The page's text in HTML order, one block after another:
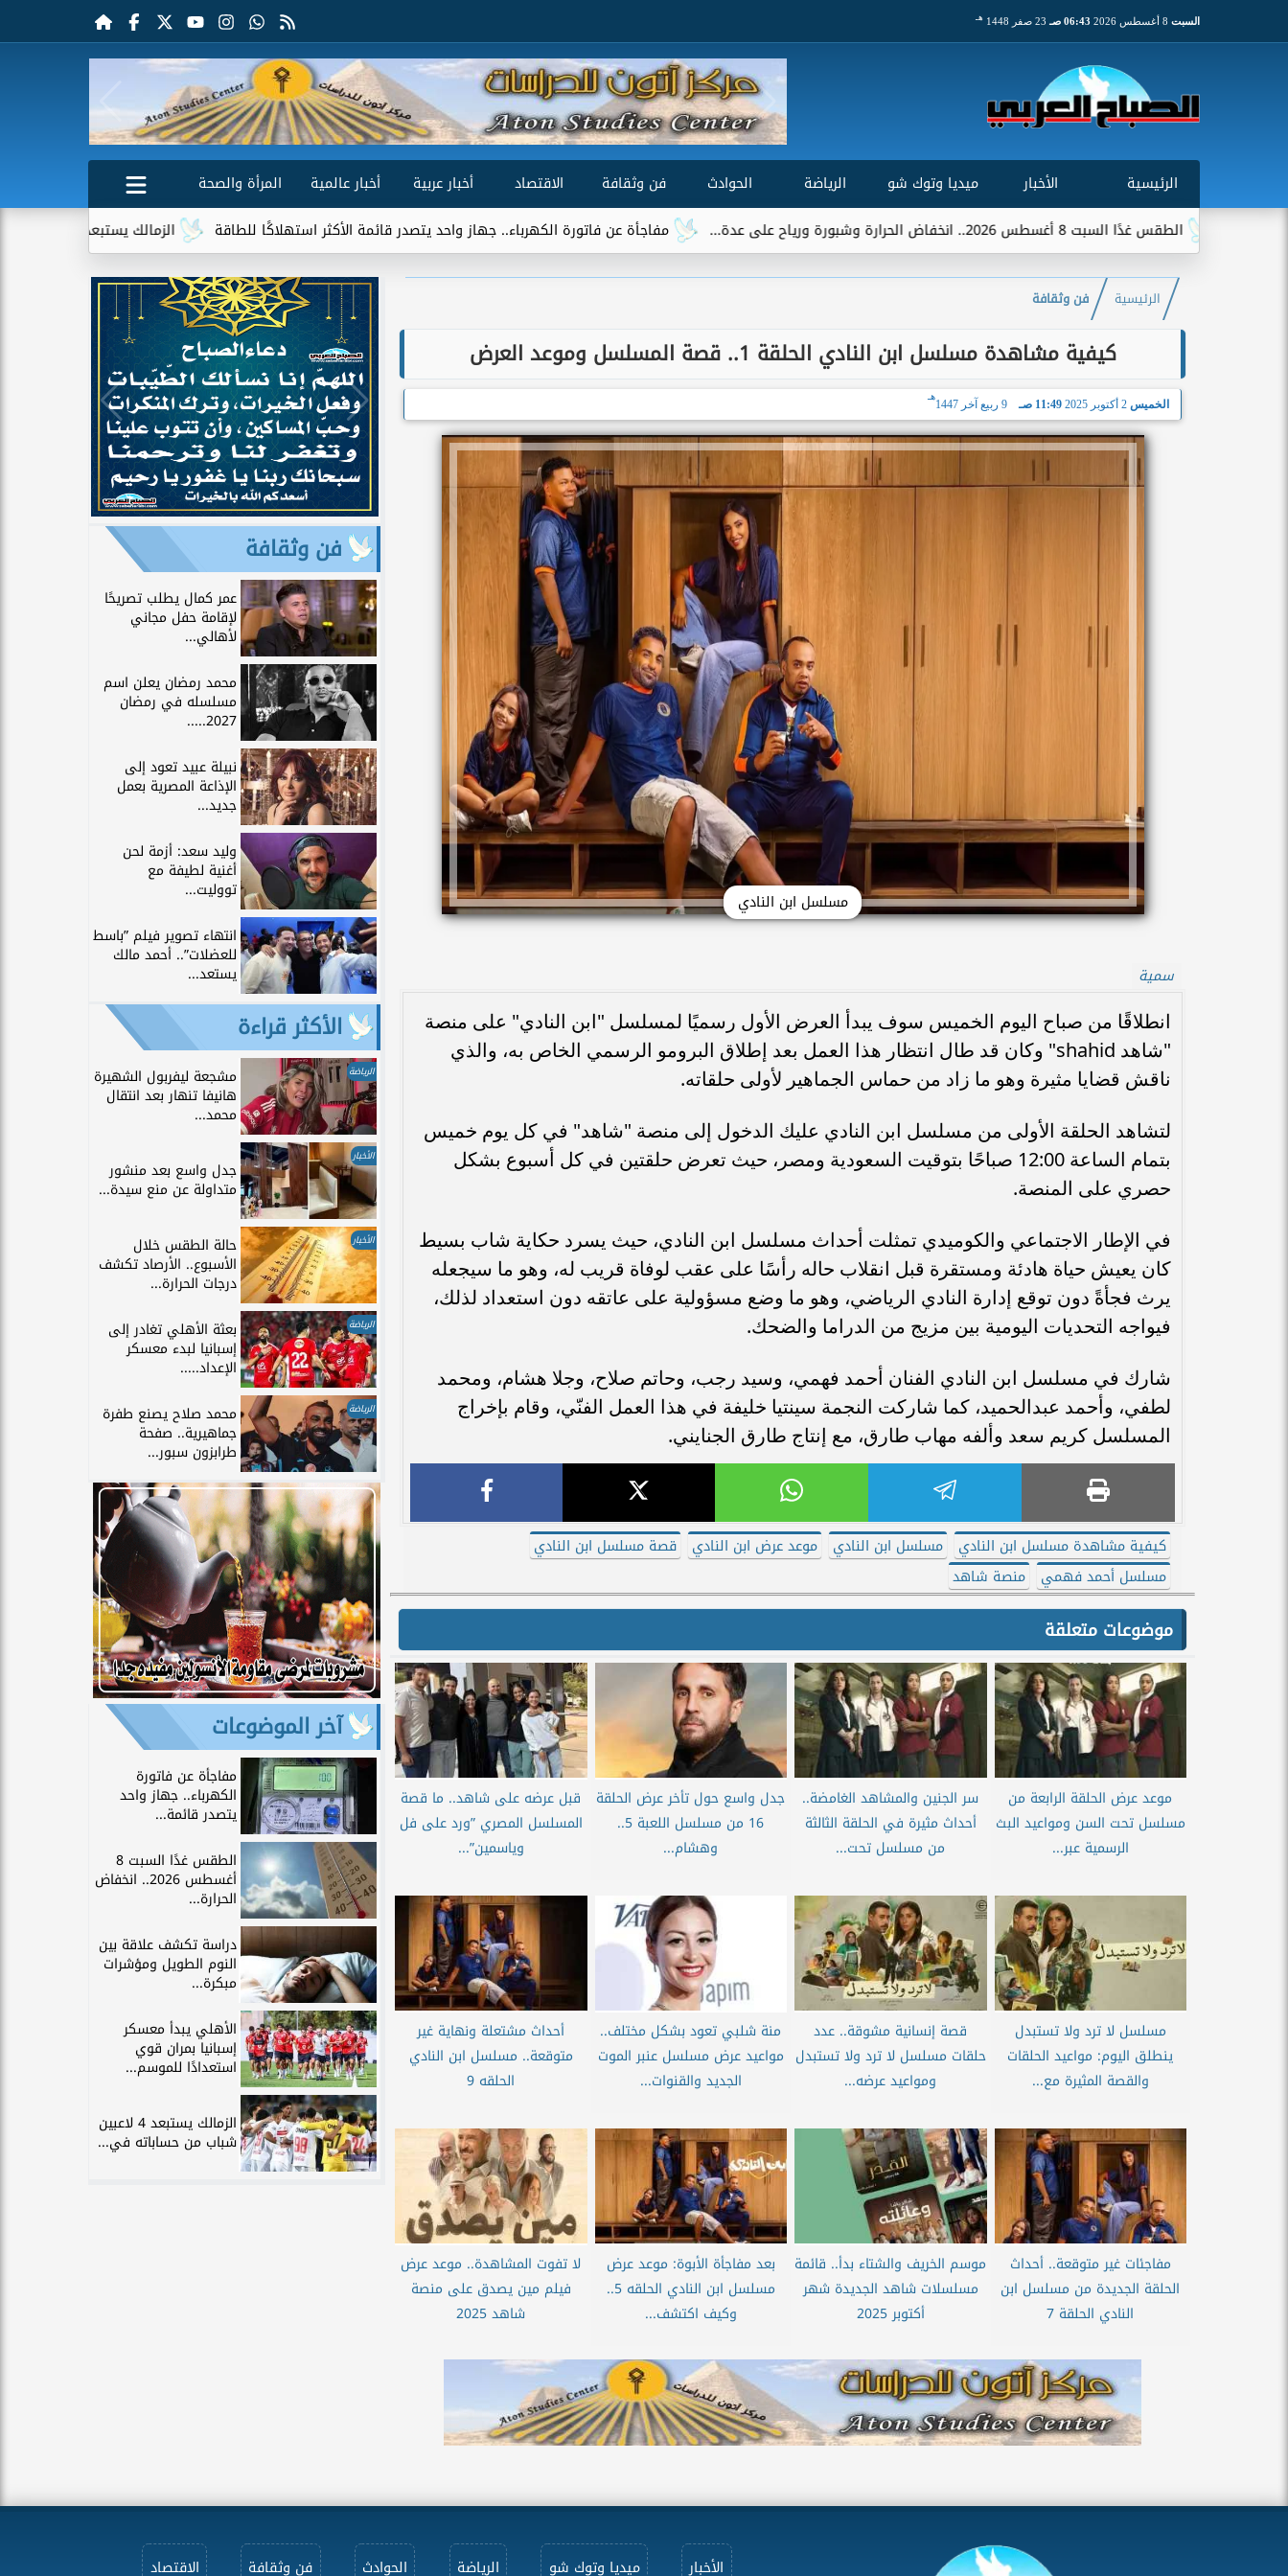
السبت 06:43 صـ 23 صفر 1448 هـ
الرئيسية الأخبار ميديا وتوك شو الرياضة الحوادث فن وثقافة الاقتصاد أخبار عربية أخبار عالمية
المرأة والصحة
الزمالك يستبعد 4 لاعبين شباب من حساباته في الموسم الجديد
مفاجأة عن فاتورة الكهرباء.. جهاز واحد يتصدر قائمة الأكثر استهلاكًا للطاقة الطقس غدًا السبت 8 أغسطس 2026.. انخفاض الحرارة وشبورة ورياح على عدة...
الرئيسية فن وثقافة
كيفية مشاهدة مسلسل ابن النادي الحلقة 1.. قصة المسلسل وموعد العرض
الخميس 2 أكتوبر 2025 11:49 صـ 9 ربيع آخر 1447
هـ
مسلسل ابن النادي
سمية
انطلاقًا من صباح اليوم الخميس سوف يبدأ العرض الأول رسميًا لمسلسل "ابن النادي" على منصة
"شاهد shahid" وكان قد طال انتظار هذا العمل بعد إطلاق البرومو الرسمي الخاص به، والذي
ناقش قضايا مثيرة وهو ما زاد من حماس الجماهير لأولى حلقاته.
لتشاهد الحلقة الأولى من مسلسل ابن النادي عليك الدخول إلى منصة "شاهد" في كل يوم خميس
بتمام الساعة 12:00 صباحًا بتوقيت السعودية ومصر، حيث تعرض حلقتين في كل أسبوع بشكل
حصري على المنصة.
في الإطار الاجتماعي والكوميدي تمثلت أحداث مسلسل ابن النادي، حيث يسرد حكاية شاب بسيط
كان يعيش حياة هادئة ومستقرة قبل انقلاب حاله رأسًا على عقب لوفاة قريب له، وهو ما سيجعله
يرث فجأةً دون توقع إدارة النادي الرياضي، وهو ما وضع مسؤولية على عاتقه دون استعداد لذلك،
فيواجه التحديات اليومية بين مزيج من الدراما والضحك.
شارك في مسلسل ابن النادي الفنان أحمد فهمي، وسيد رجب، وحاتم صلاح، وجلا هشام، ومحمد
لطفي، وأحمد عبدالحميد، كما شاركت النجمة سينتيا خليفة في هذا العمل الفنّي، وقام بإخراج
المسلسل كريم سعد وألفه مهاب طارق، مع إنتاج طارق الجنايني.
كيفية مشاهدة مسلسل ابن النادي مسلسل ابن النادي موعد عرض ابن النادي
قصة مسلسل ابن النادي
مسلسل أحمد فهمي
منصة شاهد
موضوعات متعلقة
موعد عرض الحلقة الرابعة من
مسلسل تحت السن ومواعيد البث
الرسمية عبر...
سر الجنين والمشاهد الغامضة..
أحداث مثيرة في الحلقة الثالثة
من مسلسل تحت...
جدل واسع حول تأخر عرض الحلقة
16 من مسلسل اللعبة 5..
وهشام...
قبل عرضه على شاهد.. ما قصة
المسلسل المصري ”ورد على فل
وياسمين”...
مسلسل لا ترد ولا تستبدل
ينطلق اليوم: مواعيد الحلقات
والقصة المثيرة مع...
قصة إنسانية مشوقة.. عدد
حلقات مسلسل لا ترد ولا تستبدل
ومواعيد عرضه...
منة شلبي تعود بشكل مختلف..
مواعيد عرض مسلسل عنبر الموت
الجديد والقنوات...
أحداث مشتعلة ونهاية غير
متوقعة.. مسلسل ابن النادي
الحلقه 9
مفاجئات غير متوقعة.. أحداث
الحلقة الجديدة من مسلسل ابن
النادي الحلقة 7
موسم الخريف والشتاء بدأ.. قائمة
مسلسلات شاهد الجديدة شهر
أكتوبر 2025
بعد مفاجأة الأبوة: موعد عرض
مسلسل ابن النادي الحلقه 5..
وكيف اكتشف...
لا تفوت المشاهدة.. موعد عرض
فيلم مين يصدق على منصة
شاهد 2025
فن وثقافة
عمر كمال يطلب تصريحًا
لإقامة حفل مجاني
لأهالي...
محمد رمضان يعلن اسم
مسلسله في رمضان
2027.....
نبيلة عبيد تعود إلى
الإذاعة المصرية بعمل
جديد...
وليد سعد: أزمة لحن
أغنية لطيفة مع
تووليت...
انتهاء تصوير فيلم ”باسط
للعضلات”.. أحمد مالك
يستعد...
الأكثر قراءة
الرياضة مشجعة ليفربول الشهيرة
هانيفا تنهار بعد انتقال
محمد...
الأخبار
جدل واسع بعد منشور
متداولة عن منع سيدة...
الأخبار حالة الطقس خلال
الأسبوع.. الأرصاد تكشف
درجات الحرارة...
الرياضة بعثة الأهلي تغادر إلى
إسبانيا لبدء معسكر
الإعداد.....
الرياضة محمد صلاح يصنع طفرة
جماهيرية.. صفحة
طرابزون سبور...
آخر الموضوعات
مفاجأة عن فاتورة
الكهرباء.. جهاز واحد
يتصدر قائمة...
الطقس غدًا السبت 8
أغسطس 2026.. انخفاض
الحرارة...
دراسة تكشف علاقة بين
النوم الطويل ومؤشرات
مبكرة...
الأهلي يبدأ معسكر
إسبانيا بمران قوي
استعدادًا للموسم...
الزمالك يستبعد 4 لاعبين
شباب من حساباته في...
الأخبار ميديا وتوك شو الرياضة الحوادث فن وثقافة الاقتصاد